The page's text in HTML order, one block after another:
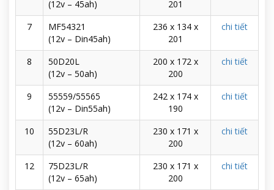
(12v – 45ah)
201
7
MF54321
(12v – Din45ah)
236 x 134 x
201
chi tiết
8
50D20L
(12v – 50ah)
200 x 172 x
200
chi tiết
9
55559/55565
(12v – Din55ah)
242 x 174 x
190
chi tiết
10
55D23L/R
(12v – 60ah)
230 x 171 x
200
chi tiết
12
75D23L/R
(12v – 65ah)
230 x 171 x
200
chi tiết